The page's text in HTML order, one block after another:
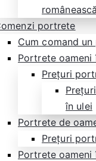
românească
portrete
Cum comand
Portrete oameni
Prețuri
în ulei
Portrete de
Prețuri
Portrete oameni